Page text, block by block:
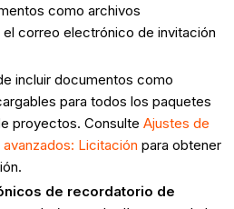
como archivos
correo electrónico de invitación
incluir documentos como
para todos los paquetes
proyectos. Consulte Ajustes de
Licitación para obtener
de recordatorio de